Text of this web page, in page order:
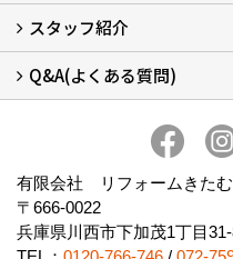
会社概要 (2)
ブログ
アクセス
施工エリア
施工までの流れ
SNSインフォメーション
チャット機能
オンライン打合わせ
補助金について (2)
スタッフ紹介
スタッフ紹介
Q&A(よくある質問)
有限会社 リフォームきた
〒666-0022
兵庫県川西市下加茂1丁目